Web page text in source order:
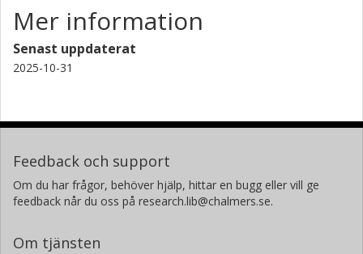
Mer information
Senast uppdaterat
2025-10-31
Feedback och support
Om du har frågor, behöver hjälp, hittar en bugg eller vill ge
feedback når du oss på research.lib@chalmers.se.
Om tjänsten